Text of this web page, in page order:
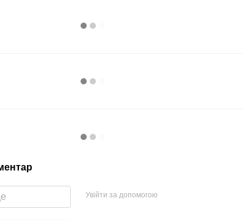
Увійти за допомогою